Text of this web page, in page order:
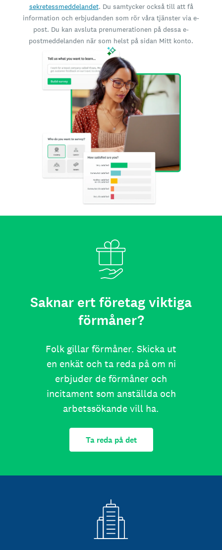
sekretessmeddelandet. Du samtycker också till att få
information och erbjudanden som rör våra tjänster via e-
post. Du kan avsluta prenumerationen på dessa e-
postmeddelanden när som helst på sidan Mitt konto.
Saknar ert företag viktiga
förmåner?
Folk gillar förmåner. Skicka ut
en enkät och ta reda på om ni
erbjuder de förmåner och
incitament som anställda och
arbetssökande vill ha.
Ta reda på det